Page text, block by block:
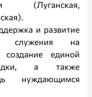
(Луганская,
и развитие
служения на
единой
а также
нуждающимся